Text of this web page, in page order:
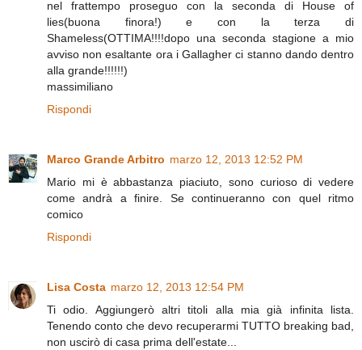
nel frattempo proseguo con la seconda di House of
lies(buona finora!) e con la terza di
Shameless(OTTIMA!!!!dopo una seconda stagione a mio
avviso non esaltante ora i Gallagher ci stanno dando dentro
alla grande!!!!!!)
massimiliano
Rispondi
Marco Grande Arbitro marzo 12, 2013 12:52 PM
Mario mi è abbastanza piaciuto, sono curioso di vedere
come andrà a finire. Se continueranno con quel ritmo
comico
Rispondi
Lisa Costa marzo 12, 2013 12:54 PM
Ti odio. Aggiungerò altri titoli alla mia già infinita lista.
Tenendo conto che devo recuperarmi TUTTO breaking bad,
non uscirò di casa prima dell'estate...